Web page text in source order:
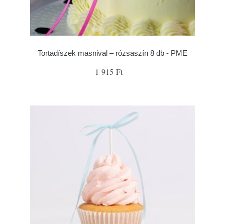
Tortadíszek masnival – rózsaszín 8 db - PME
1 915 Ft